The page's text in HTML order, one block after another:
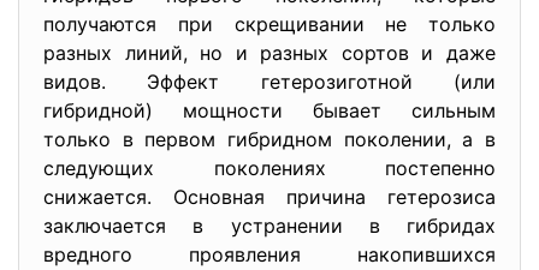
получаются при скрещивании не только
разных линий, но и разных сортов и даже
видов. Эффект гетерозиготной (или
гибридной) мощности бывает сильным
только в первом гибридном поколении, а в
следующих поколениях постепенно
снижается. Основная причина гетерозиса
заключается в устранении в гибридах
вредного проявления накопившихся